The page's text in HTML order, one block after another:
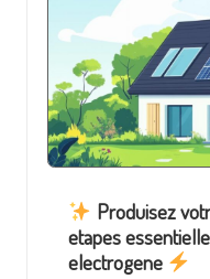
Produisez
etapes
electrogene